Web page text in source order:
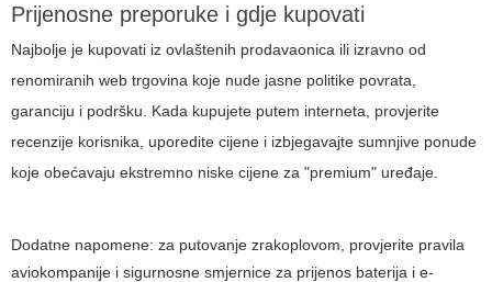
Prijenosne preporuke i gdje kupovati
Najbolje je kupovati iz ovlaštenih prodavaonica ili izravno od
renomiranih web trgovina koje nude jasne politike povrata,
garanciju i podršku. Kada kupujete putem interneta, provjerite
recenzije korisnika, uporedite cijene i izbjegavajte sumnjive ponude
koje obećavaju ekstremno niske cijene za "premium" uređaje.
Dodatne napomene: za putovanje zrakoplovom, provjerite pravila
aviokompanije i sigurnosne smjernice za prijenos baterija i e-